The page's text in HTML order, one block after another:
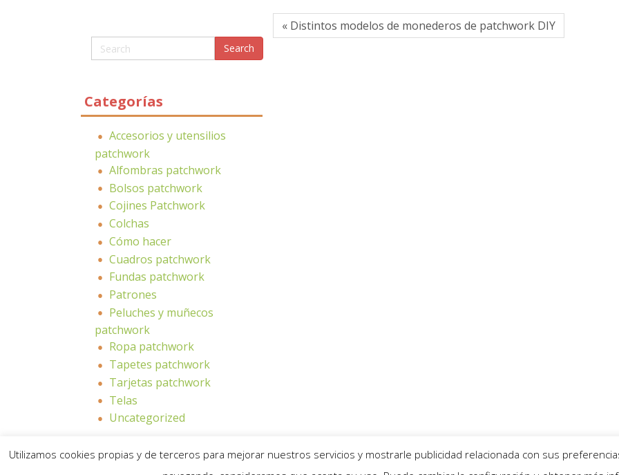
Categorías
Accesorios y utensilios
patchwork
Alfombras patchwork
Bolsos patchwork
Cojines Patchwork
Colchas
Cómo hacer
Cuadros patchwork
Fundas patchwork
Patrones
Peluches y muñecos
patchwork
Ropa patchwork
Tapetes patchwork
Tarjetas patchwork
Telas
Uncategorized
« Distintos modelos de monederos de patchwork DIY
Utilizamos cookies propias y de terceros para mejorar nuestros servicios y mostrarle publicidad relacionada con sus